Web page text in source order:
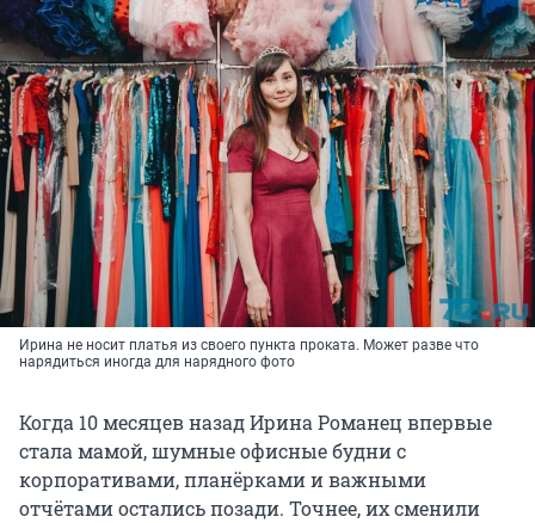
Ирина не носит платья из своего пункта проката. Может разве что
нарядиться иногда для нарядного фото
Когда 10 месяцев назад Ирина Романец впервые
стала мамой, шумные офисные будни с
корпоративами, планёрками и важными
отчётами остались позади. Точнее, их сменили